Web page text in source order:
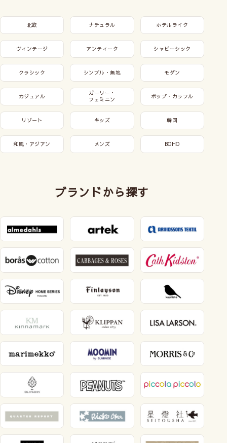
北欧 ナチュラル ホテルライク
ヴィンテージ アンティーク シャビーシック
クラシック シンプル・無地 モダン
カジュアル
ガーリー・
フェミニン
ポップ・カラフル
リゾート キッズ 韓国
和風・アジアン メンズ BOHO
ブランドから探す